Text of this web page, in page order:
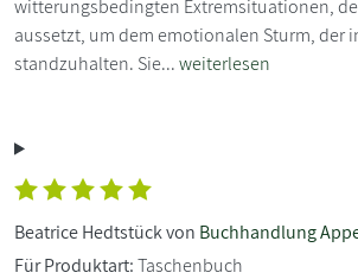
witterungsbedingten Extremsituationen,
aussetzt, um dem emotionalen Sturm, der
standzuhalten. Sie...weiterlesen
Beatrice Hedtstück von Buchhandlung
Für Produktart:Taschenbuch